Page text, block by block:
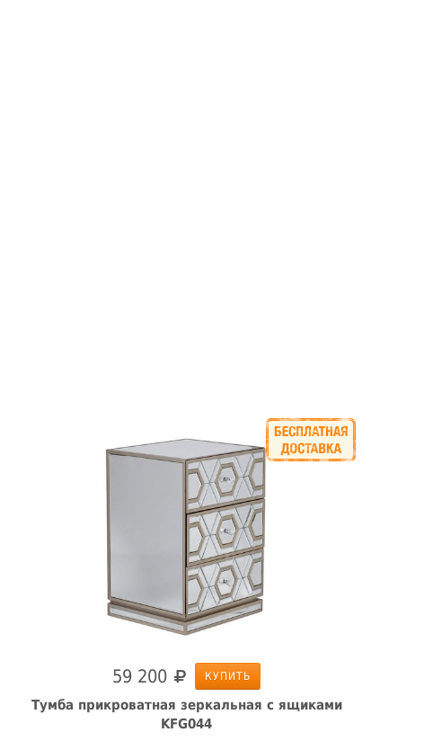
59 200 КУПИТЬ
Тумба прикроватная зеркальная с ящиками
KFG044